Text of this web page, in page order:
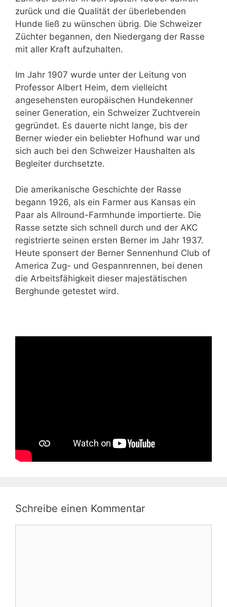
zurück und die Qualität der überlebenden
Hunde ließ zu wünschen übrig. Die Schweizer
Züchter begannen, den Niedergang der Rasse
mit aller Kraft aufzuhalten.
Im Jahr 1907 wurde unter der Leitung von
Professor Albert Heim, dem vielleicht
angesehensten europäischen Hundekenner
seiner Generation, ein Schweizer Zuchtverein
gegründet. Es dauerte nicht lange, bis der
Berner wieder ein beliebter Hofhund war und
sich auch bei den Schweizer Haushalten als
Begleiter durchsetzte.
Die amerikanische Geschichte der Rasse
begann 1926, als ein Farmer aus Kansas ein
Paar als Allround-Farmhunde importierte. Die
Rasse setzte sich schnell durch und der AKC
registrierte seinen ersten Berner im Jahr 1937.
Heute sponsert der Berner Sennenhund Club of
America Zug- und Gespannrennen, bei denen
die Arbeitsfähigkeit dieser majestätischen
Berghunde getestet wird.
Schreibe einen Kommentar